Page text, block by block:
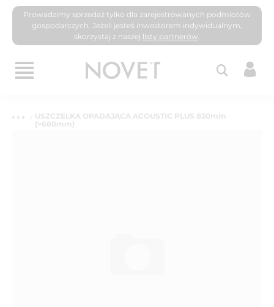
Prowadzimy sprzedaż tylko dla zarejestrowanych podmiotów
gospodarczych. Jeżeli jesteś inwestorem indywidualnym,
skorzystaj z naszej listy partnerów.
USZCZELKA OPADAJĄCA ACOUSTIC PLUS 830mm
(>680mm)